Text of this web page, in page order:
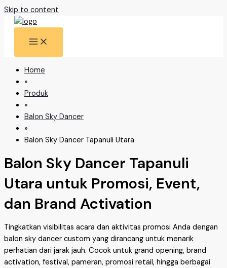
Skip to content
Home
»
Produk
»
Balon Sky Dancer
»
Balon Sky Dancer Tapanuli Utara
Balon Sky Dancer Tapanuli
Utara untuk Promosi, Event,
dan Brand Activation
Tingkatkan visibilitas acara dan aktivitas promosi Anda dengan
balon sky dancer custom yang dirancang untuk menarik
perhatian dari jarak jauh. Cocok untuk grand opening, brand
activation, festival, pameran, promosi retail, hingga berbagai